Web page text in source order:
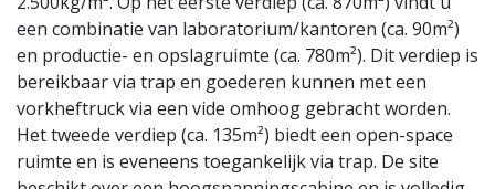
een combinatie van laboratorium/kantoren (ca. 90m²)
en productie- en opslagruimte (ca. 780m²). Dit verdiep is
bereikbaar via trap en goederen kunnen met een
vorkheftruck via een vide omhoog gebracht worden.
Het tweede verdiep (ca. 135m²) biedt een open-space
ruimte en is eveneens toegankelijk via trap. De site